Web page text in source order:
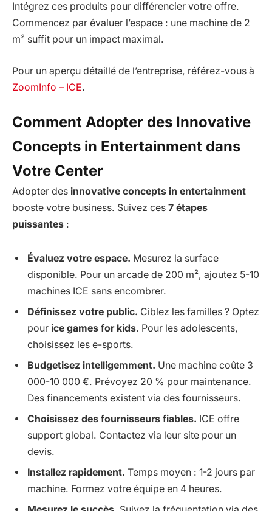
Intégrez ces produits pour différencier votre offre.
Commencez par évaluer l’espace : une machine de 2
m² suffit pour un impact maximal.
Pour un aperçu détaillé de l’entreprise, référez-vous à
ZoomInfo – ICE.
Comment Adopter des Innovative
Concepts in Entertainment dans
Votre Center
Adopter des innovative concepts in entertainment
booste votre business. Suivez ces 7 étapes
puissantes :
Évaluez votre espace. Mesurez la surface
disponible. Pour un arcade de 200 m², ajoutez 5-10
machines ICE sans encombrer.
Définissez votre public. Ciblez les familles ? Optez
pour ice games for kids. Pour les adolescents,
choisissez les e-sports.
Budgetisez intelligemment. Une machine coûte 3
000-10 000 €. Prévoyez 20 % pour maintenance.
Des financements existent via des fournisseurs.
Choisissez des fournisseurs fiables. ICE offre
support global. Contactez via leur site pour un
devis.
Installez rapidement. Temps moyen : 1-2 jours par
machine. Formez votre équipe en 4 heures.